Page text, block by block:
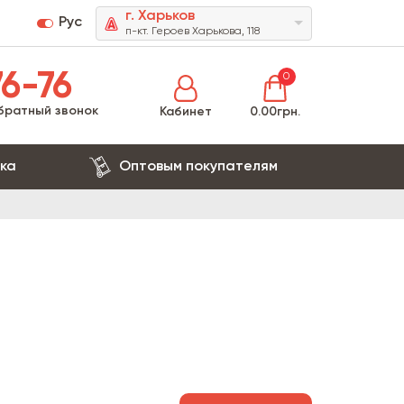
Рус г. Харьков
п-кт. Героев Харькова, 118
76
звонок Кабинет
0
0.00грн.
Оптовым покупателям